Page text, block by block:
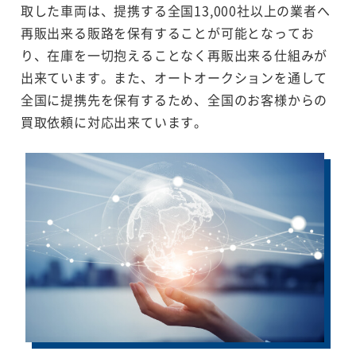
取した車両は、提携する全国13,000社以上の業者へ
再販出来る販路を保有することが可能となってお
り、在庫を一切抱えることなく再販出来る仕組みが
出来ています。また、オートオークションを通して
全国に提携先を保有するため、全国のお客様からの
買取依頼に対応出来ています。